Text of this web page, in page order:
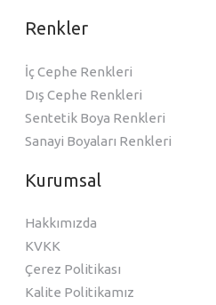
Renkler
İç Cephe Renkleri
Dış Cephe Renkleri
Sentetik Boya Renkleri
Sanayi Boyaları Renkleri
Kurumsal
Hakkımızda
KVKK
Çerez Politikası
Kalite Politikamız